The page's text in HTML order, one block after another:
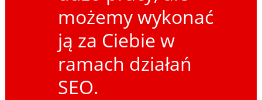
możemy wykonać
ją za Ciebie w
ramach działań
SEO.